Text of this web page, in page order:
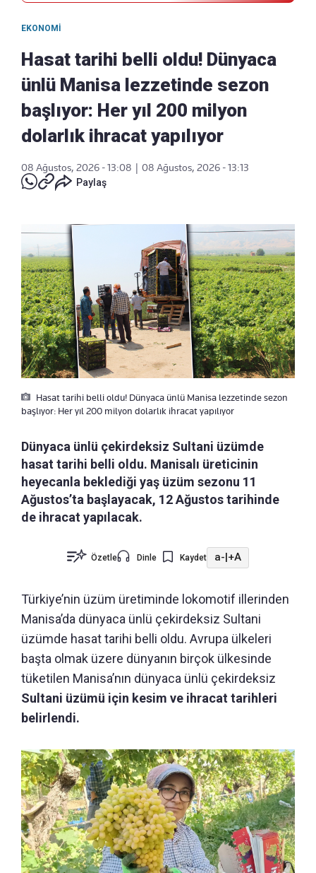
EKONOMI
Hasat tarihi belli oldu! Dünyaca
ünlü Manisa lezzetinde sezon
başlıyor: Her yıl 200 milyon
dolarlık ihracat yapılıyor
08 Ağustos, 2026 - 13:08
08 Ağustos, 2026 - 13:13
Paylaş
Hasat tarihi belli oldu! Dünyaca ünlü Manisa lezzetinde sezon
başlıyor: Her yıl 200 milyon dolarlık ihracat yapılıyor
Dünyaca ünlü çekirdeksiz Sultani üzümde
hasat tarihi belli oldu. Manisalı üreticinin
heyecanla beklediği yaş üzüm sezonu 11
Ağustos’ta başlayacak, 12 Ağustos tarihinde
de ihracat yapılacak.
Özetle Dinle Kaydet a- +A
Türkiye’nin üzüm üretiminde lokomotif illerinden
Manisa’da dünyaca ünlü çekirdeksiz Sultani
üzümde hasat tarihi belli oldu. Avrupa ülkeleri
başta olmak üzere dünyanın birçok ülkesinde
tüketilen Manisa’nın dünyaca ünlü çekirdeksiz
Sultani üzümü için kesim ve ihracat tarihleri
belirlendi.